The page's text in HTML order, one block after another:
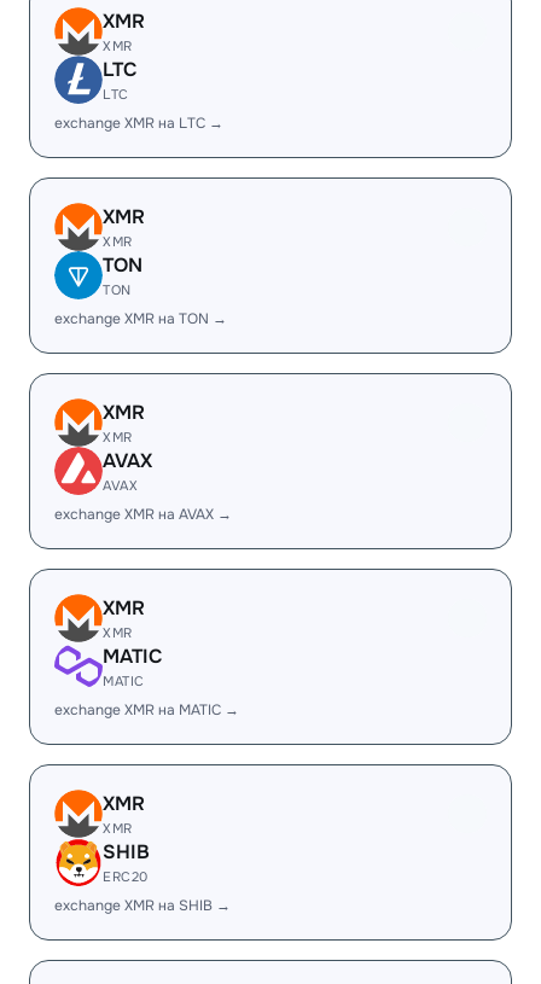
XMR
XMR
LTC
LTC
exchange XMR на LTC →
XMR
XMR
TON
TON
exchange XMR на TON →
XMR
XMR
AVAX
AVAX
exchange XMR на AVAX →
XMR
XMR
MATIC
MATIC
exchange XMR на MATIC →
XMR
XMR
SHIB
ERC20
exchange XMR на SHIB →